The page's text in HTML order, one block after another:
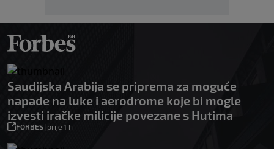
Saudijska Arabija se priprema za moguće
napade na luke i aerodrome koje bi mogle
izvesti iračke milicije povezane s Hutima
FORBES| prije 1 h